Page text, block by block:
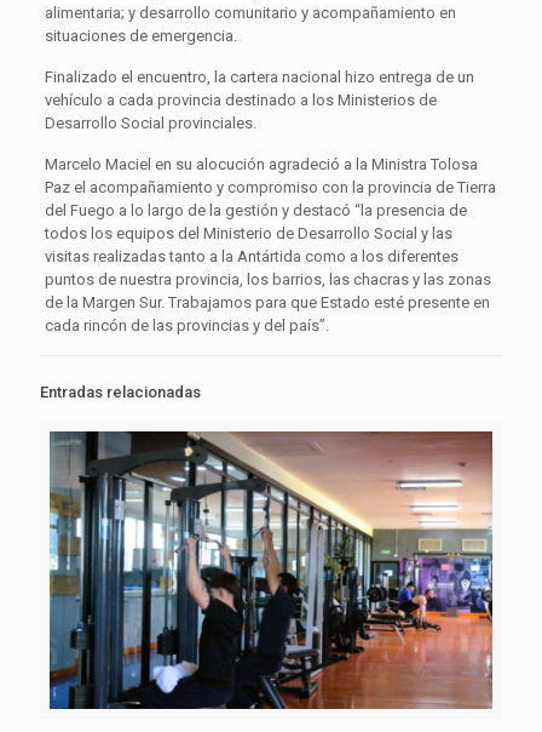
alimentaria; y desarrollo comunitario y acompañamiento en
situaciones de emergencia.
Finalizado el encuentro, la cartera nacional hizo entrega de un
vehículo a cada provincia destinado a los Ministerios de
Desarrollo Social provinciales.
Marcelo Maciel en su alocución agradeció a la Ministra Tolosa
Paz el acompañamiento y compromiso con la provincia de Tierra
del Fuego a lo largo de la gestión y destacó “la presencia de
todos los equipos del Ministerio de Desarrollo Social y las
visitas realizadas tanto a la Antártida como a los diferentes
puntos de nuestra provincia, los barrios, las chacras y las zonas
de la Margen Sur. Trabajamos para que Estado esté presente en
cada rincón de las provincias y del país”.
Entradas relacionadas